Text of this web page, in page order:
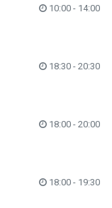
10:00 - 14:00
18:30 - 20:30
18:00 - 20:00
18:00 - 19:30